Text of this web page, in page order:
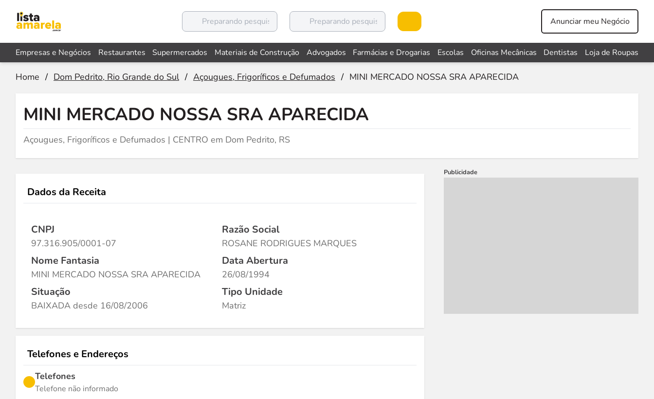
Anunciar meu Negócio
Empresas e Negócios Restaurantes Supermercados Materiais de Construção Advogados Farmácias e Drogarias Escolas Oficinas Mecânicas Dentistas Loja de Roupas
Home / Dom Pedrito, Rio Grande do Sul / Açougues, Frigoríficos e Defumados / MINI MERCADO NOSSA SRA APARECIDA
MINI MERCADO NOSSA SRA APARECIDA
Açougues, Frigoríficos e Defumados | CENTRO em Dom Pedrito, RS
Dados da Receita
CNPJ
97.316.905/0001-07
Razão Social
ROSANE RODRIGUES MARQUES
Nome Fantasia
MINI MERCADO NOSSA SRA APARECIDA
Data Abertura
26/08/1994
Situação
BAIXADA desde 16/08/2006
Tipo Unidade
Matriz
Telefones e Endereços
Telefones
Telefone não informado
Publicidade